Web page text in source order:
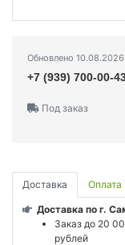
Обновлено 10.08.2026
+7 (939) 700-00-
Под заказ
Доставка Оплата
Доставка по г.
Заказ до 20
рублей